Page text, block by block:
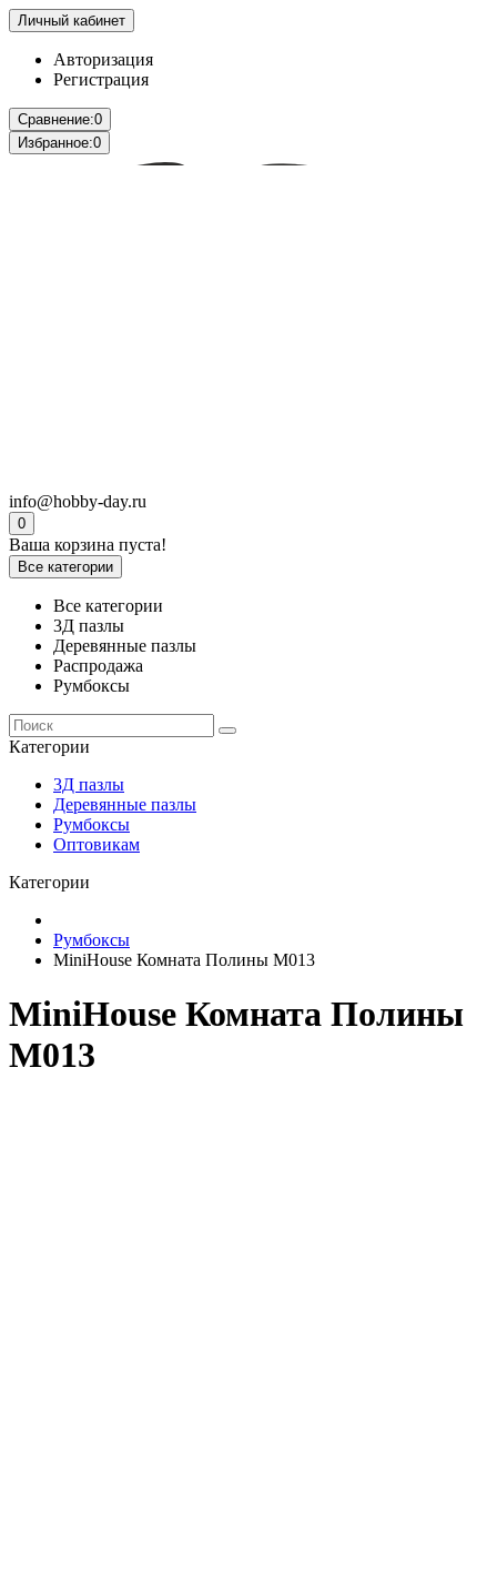
Личный кабинет
Авторизация
Регистрация
Сравнение:0
Избранное:0
info@hobby-day.ru
0
Ваша корзина пуста!
Все категории
Все категории
3Д пазлы
Деревянные пазлы
Распродажа
Румбоксы
Категории
3Д пазлы
Деревянные пазлы
Румбоксы
Оптовикам
Категории
Румбоксы
MiniHouse Комната Полины M013
MiniHouse Комната Полины
M013